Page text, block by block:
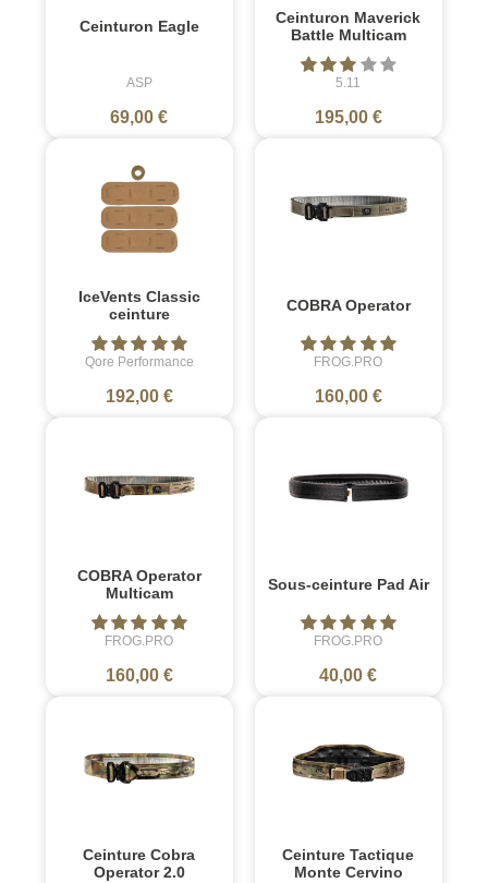
Ceinturon Eagle
ASP
69,00 €
Ceinturon Maverick
Battle Multicam
5.11
195,00 €
IceVents Classic
ceinture
Qore Performance
192,00 €
COBRA Operator
FROG.PRO
160,00 €
COBRA Operator
Multicam
FROG.PRO
160,00 €
Sous-ceinture Pad Air
FROG.PRO
40,00 €
Ceinture Cobra
Operator 2.0
Ceinture Tactique
Monte Cervino